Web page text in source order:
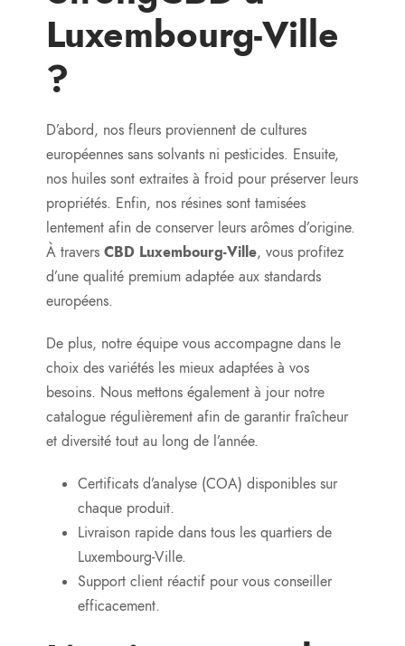
Luxembourg-Ville
?
D’abord, nos fleurs proviennent de cultures
européennes sans solvants ni pesticides. Ensuite,
nos huiles sont extraites à froid pour préserver leurs
propriétés. Enfin, nos résines sont tamisées
lentement afin de conserver leurs arômes d’origine.
À travers CBD Luxembourg-Ville, vous profitez
d’une qualité premium adaptée aux standards
européens.
De plus, notre équipe vous accompagne dans le
choix des variétés les mieux adaptées à vos
besoins. Nous mettons également à jour notre
catalogue régulièrement afin de garantir fraîcheur
et diversité tout au long de l’année.
Certificats d’analyse (COA) disponibles sur
chaque produit.
Livraison rapide dans tous les quartiers de
Luxembourg-Ville.
Support client réactif pour vous conseiller
efficacement.